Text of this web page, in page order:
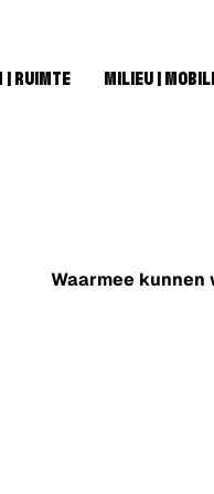
| RUIMTE MILIEU |
kunnen